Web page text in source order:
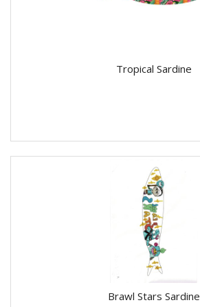
Tropical Sardine
Brawl Stars Sardine